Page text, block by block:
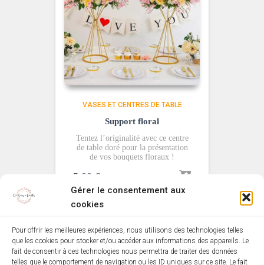
Gérer le consentement aux
cookies
Pour offrir les meilleures expériences, nous utilisons des technologies telles
que les cookies pour stocker et/ou accéder aux informations des appareils. Le
fait de consentir à ces technologies nous permettra de traiter des données
telles que le comportement de navigation ou les ID uniques sur ce site. Le fait
VASES ET CENTRES DE TABLE
Support floral
Tentez l’originalité avec ce centre
de table doré pour la présentation
de vos bouquets floraux !
5,00 €
MENTIONS LÉGALES POLITIQUE DE COOKIES (EU)